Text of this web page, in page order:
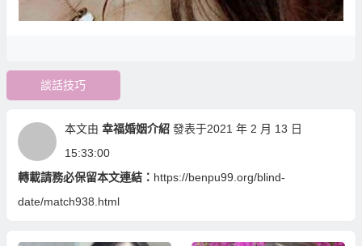
談話技巧
本文由 幸福婚姻介紹 發表于2021 年 2 月 13 日
15:33:00
轉載請務必保留本文連結： https://benpu99.org/blind-
date/match938.html